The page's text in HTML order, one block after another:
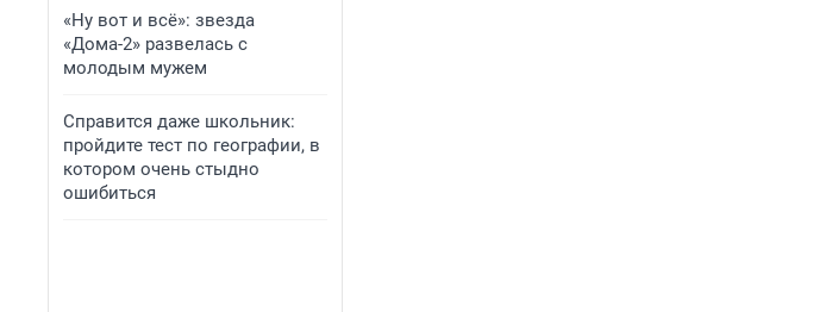
«Ну вот и всё»: звезда
«Дома-2» развелась с
молодым мужем
Справится даже школьник:
пройдите тест по географии, в
котором очень стыдно
ошибиться